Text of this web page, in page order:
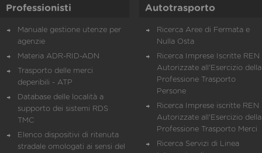
Professionisti
Manuale gestione utenze per
agenzie
Materia ADR-RID-ADN
Trasporto delle merci
deperibili - ATP
Database delle località a
supporto dei sistemi RDS
TMC
Elenco dispositivi di ritenuta
stradale omologati ai sensi del
Autotrasporto
Ricerca Aree di Fermata e
Nulla Osta
Ricerca Imprese Iscritte REN
Autorizzate all'Esercizio della
Professione Trasporto
Persone
Ricerca Imprese iscritte REN
Autorizzate all'Esercizio della
Professione Trasporto Merci
Ricerca Servizi di Linea